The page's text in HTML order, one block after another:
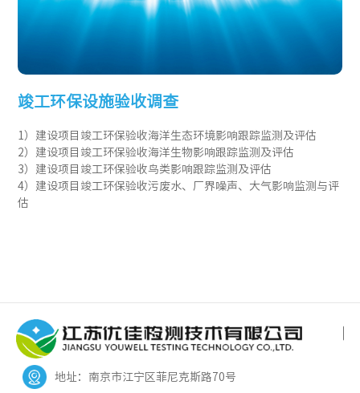
竣工环保设施验收调查
1）建设项目竣工环保验收海洋生态环境影响跟踪监测及评估
2）建设项目竣工环保验收海洋生物影响跟踪监测及评估
3）建设项目竣工环保验收鸟类影响跟踪监测及评估
4）建设项目竣工环保验收污废水、厂界噪声、大气影响监测与评
估
地址：南京市江宁区菲尼克斯路70号